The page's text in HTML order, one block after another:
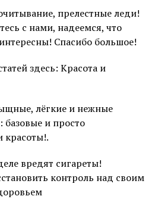
прелестные леди!
с нами, надеемся, что
Спасибо большое!
здесь: Красота и
лёгкие и нежные
базовые и просто
красоты!.
вредят сигареты!
контроль над своим